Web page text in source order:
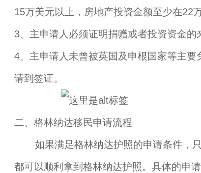
15万美元以上，房地产投资金额至少在22
3、主申请人必须证明捐赠或者投资资金的
4、主申请人未曾被英国及申根国家等主
请到签证。
二、格林纳达移民申请流程
如果满足格林纳达护照的申请条件，只
都可以顺利拿到格林纳达护照。具体的申请